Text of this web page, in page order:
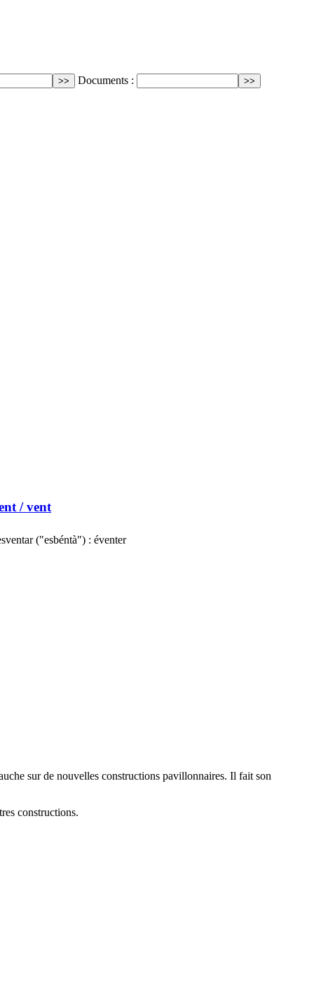
Documents :
/ vent
("esbéntà") : éventer
sur de nouvelles constructions pavillonnaires. Il fait son
constructions.